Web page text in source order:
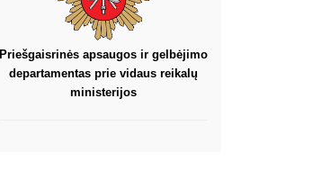
Priešgaisrinės apsaugos ir gelbėjimo
departamentas prie vidaus reikalų
ministerijos